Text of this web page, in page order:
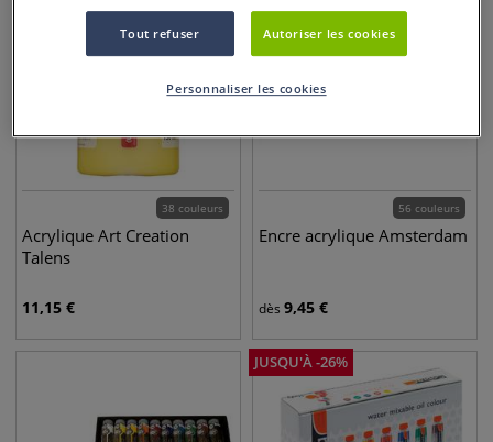
38 couleurs
Acrylique Art Creation
Talens
11,15 €
56 couleurs
Encre acrylique Amsterdam
dès 9,45 €
JUSQU'À-26%
Tout refuser Autoriser les cookies
Personnaliser les cookies